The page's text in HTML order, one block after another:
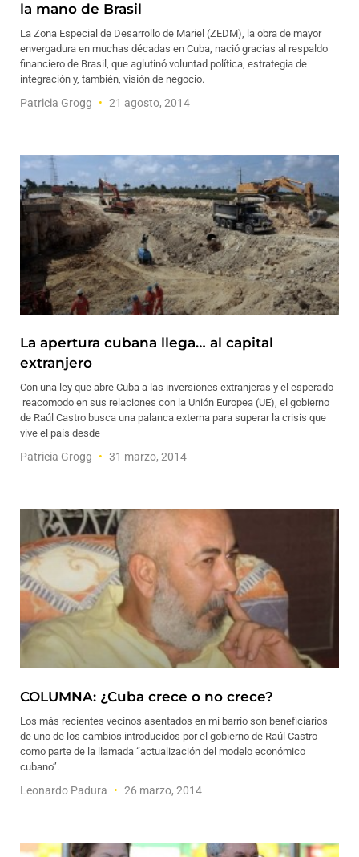
la mano de Brasil
La Zona Especial de Desarrollo de Mariel (ZEDM), la obra de mayor
envergadura en muchas décadas en Cuba, nació gracias al respaldo
financiero de Brasil, que aglutinó voluntad política, estrategia de
integración y, también, visión de negocio.
Patricia Grogg 21 agosto, 2014
La apertura cubana llega… al capital
extranjero
Con una ley que abre Cuba a las inversiones extranjeras y el esperado
reacomodo en sus relaciones con la Unión Europea (UE), el gobierno
de Raúl Castro busca una palanca externa para superar la crisis que
vive el país desde
Patricia Grogg 31 marzo, 2014
COLUMNA: ¿Cuba crece o no crece?
Los más recientes vecinos asentados en mi barrio son beneficiarios
de uno de los cambios introducidos por el gobierno de Raúl Castro
como parte de la llamada “actualización del modelo económico
cubano”.
Leonardo Padura 26 marzo, 2014